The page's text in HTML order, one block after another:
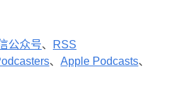
公众号、
RSS
、 Apple Podcasts、